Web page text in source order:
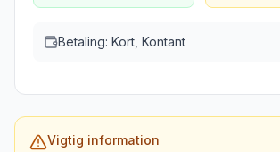
Betaling: Kort, Kontant
Vigtig information